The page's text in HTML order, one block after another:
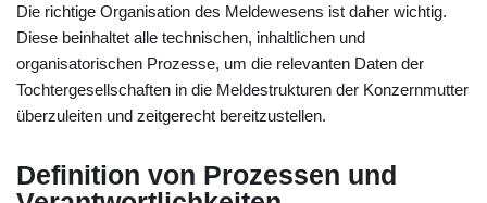
Die richtige Organisation des Meldewesens ist daher wichtig.
Diese beinhaltet alle technischen, inhaltlichen und
organisatorischen Prozesse, um die relevanten Daten der
Tochtergesellschaften in die Meldestrukturen der Konzernmutter
überzuleiten und zeitgerecht bereitzustellen.
Definition von Prozessen und